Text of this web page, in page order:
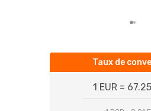
Taux de
1 EUR =